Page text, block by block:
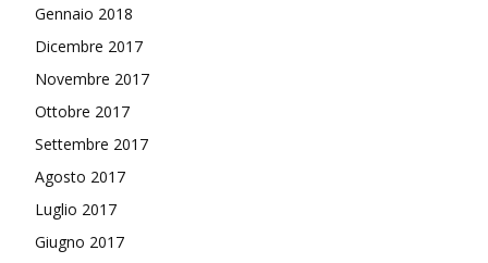
Gennaio 2018
Dicembre 2017
Novembre 2017
Ottobre 2017
Settembre 2017
Agosto 2017
Luglio 2017
Giugno 2017